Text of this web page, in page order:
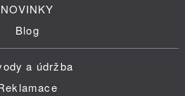
NOVINKY
Blog
a údržba